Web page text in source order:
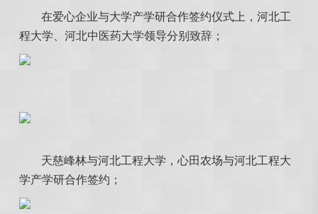
在爱心企业与大学产学研合作签约仪式上，河北工
程大学、河北中医药大学领导分别致辞；
天慈峰林与河北工程大学，心田农场与河北工程大
学产学研合作签约；